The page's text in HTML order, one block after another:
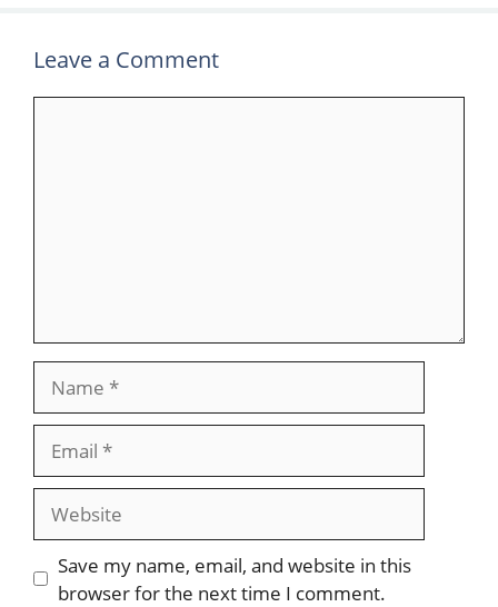
Leave a Comment
Website
Save my name, email, and website in this
browser for the next time I comment.